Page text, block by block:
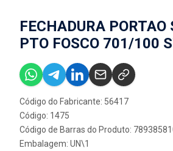
FECHADURA PORTAO
PTO FOSCO 701/100
Código do Fabricante: 56417
Código: 1475
Código de Barras do Produto:
Embalagem: UN\1